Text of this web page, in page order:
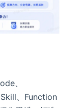
、
、Function